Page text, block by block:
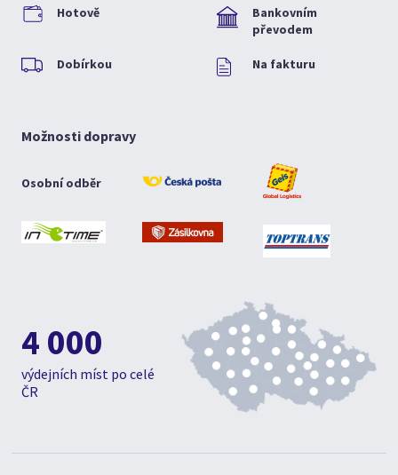
Hotově
Bankovním
převodem
Dobírkou Na fakturu
Možnosti dopravy
Osobní odběr
4 000
výdejních míst po celé
ČR